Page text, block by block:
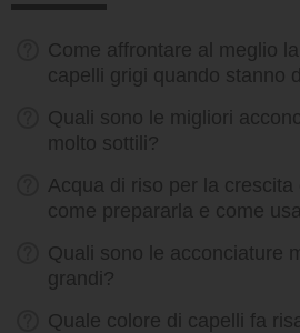
Come affrontare al meglio
capelli grigi quando stanno
Quali sono le migliori
molto sottili?
Acqua di riso per la
come prepararla e come
Quali sono le acconciature
grandi?
Quale colore di capelli fa